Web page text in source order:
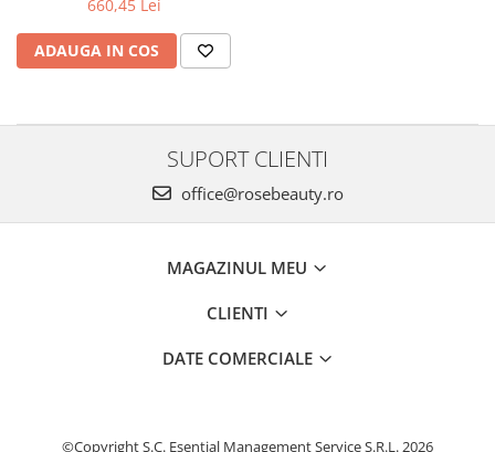
660,45 Lei
ADAUGA IN COS
SUPORT CLIENTI
office@rosebeauty.ro
MAGAZINUL MEU
CLIENTI
DATE COMERCIALE
©Copyright S.C. Esential Management Service S.R.L. 2026